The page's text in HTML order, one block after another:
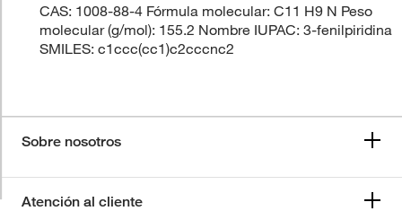
CAS: 1008-88-4 Fórmula molecular: C11 H9 N Peso
molecular (g/mol): 155.2 Nombre IUPAC: 3-fenilpiridina
SMILES: c1ccc(cc1)c2cccnc2
Sobre nosotros
Atención al cliente